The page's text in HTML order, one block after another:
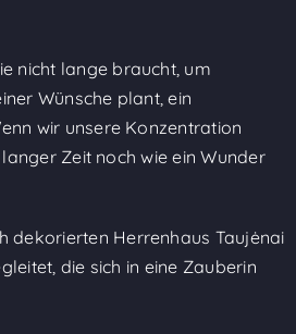
nicht lange braucht, um
Wünsche plant, ein
wir unsere Konzentration
Zeit noch wie ein Wunder
dekorierten Herrenhaus Taujėnai
die sich in eine Zauberin